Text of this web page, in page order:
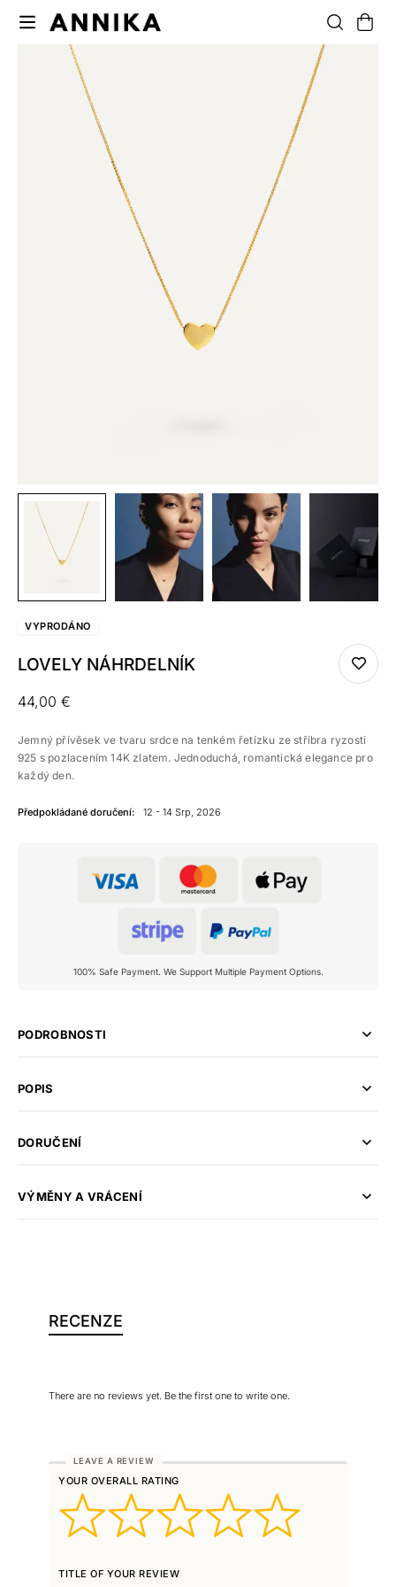
VYPRODÁNO
LOVELY NÁHRDELNÍK
44,00 €
Jemný přívěsek ve tvaru srdce na tenkém řetízku ze stříbra ryzosti
925 s pozlacením 14K zlatem. Jednoduchá, romantická elegance pro
každý den.
Předpokládané doručení: 12 - 14 Srp, 2026
100% Safe Payment. We Support Multiple Payment Options.
PODROBNOSTI
POPIS
DORUČENÍ
VÝMĚNY A VRÁCENÍ
RECENZE
There are no reviews yet. Be the first one to write one.
YOUR OVERALL RATING
TITLE OF YOUR REVIEW